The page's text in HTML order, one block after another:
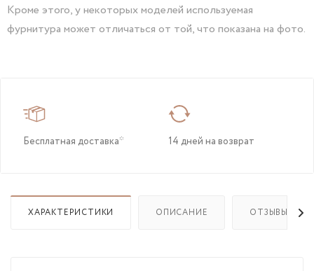
Кроме этого, у некоторых моделей используемая
фурнитура может отличаться от той, что показана на фото.
Бесплатная доставка* 14 дней на возврат
ХАРАКТЕРИСТИКИ ОПИСАНИЕ ОТЗЫВЫ